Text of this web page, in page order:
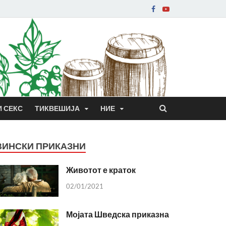
СЕКС ТИКВЕШИЈА НИЕ
ПРИКАЗНИ
Животот е краток
02/01/2021
Мојата Шведска приказна